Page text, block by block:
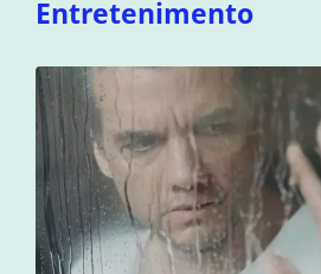
Entretenimento